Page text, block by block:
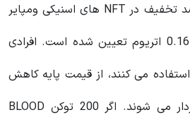
برای درخواست تا 50 درصد تخفیف در NFT های اسنیکی ومپایر
استفاده کرد. قیمت پایه 0.16 اتریوم تعیین شده است. افرادی
که از 100 توکن BLOOD استفاده می کنند، از قیمت پایه کاهش
یافته 0.12 اتریوم برخوردار می شوند. اگر 200 توکن BLOOD